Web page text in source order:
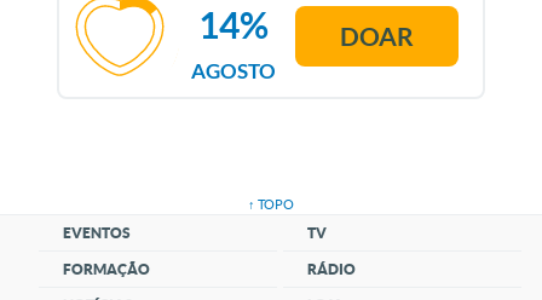
AGOSTO
14% DOAR
↑ TOPO
EVENTOS
FORMAÇÃO
TV
RÁDIO